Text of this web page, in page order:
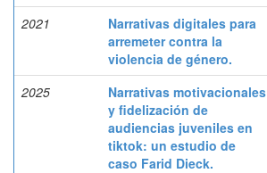
2021
Narrativas digitales para
arremeter contra la
violencia de género.
2025
Narrativas motivacionales
y fidelización de
audiencias juveniles en
tiktok: un estudio de
caso Farid Dieck.